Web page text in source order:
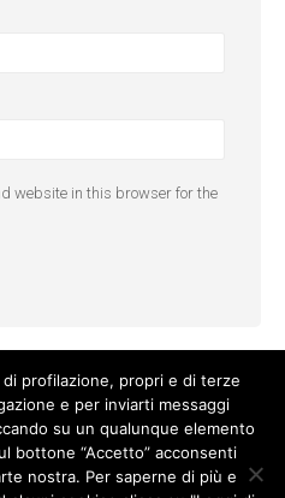
website in this browser for the
profilazione, propri e di terze
e per inviarti messaggi
su un qualunque elemento
bottone “Accetto” acconsenti
nostra. Per saperne di più e